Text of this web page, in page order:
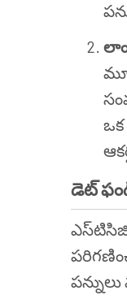
ఒక
డెట్
ఎస్‌టిసిజి